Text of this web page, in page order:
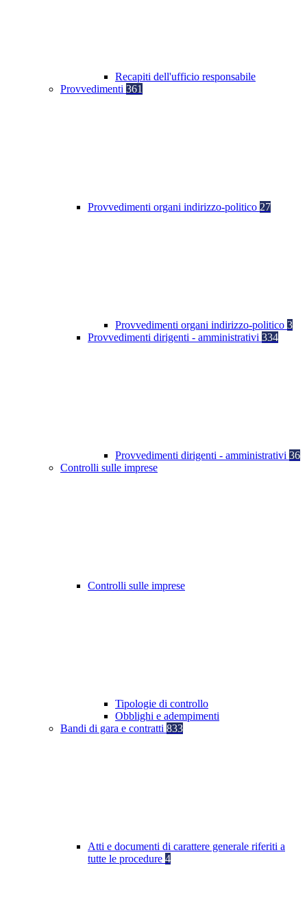
Recapiti dell'ufficio responsabile
Provvedimenti 361
Provvedimenti organi indirizzo-politico 27
Provvedimenti organi indirizzo-politico 3
Provvedimenti dirigenti - amministrativi 334
Provvedimenti dirigenti - amministrativi 36
Controlli sulle imprese
Controlli sulle imprese
Tipologie di controllo
Obblighi e adempimenti
Bandi di gara e contratti 833
Atti e documenti di carattere generale riferiti a
tutte le procedure 4